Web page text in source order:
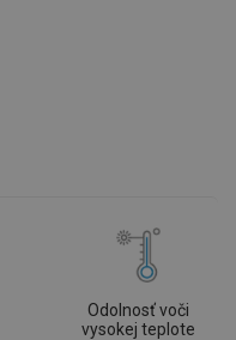
Odolnosť voči
vysokej teplote